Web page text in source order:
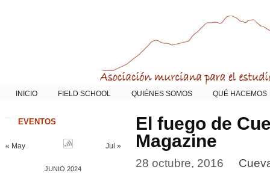
INICIO FIELD SCHOOL QUIÉNES SOMOS QUÉ HACEMOS
El fuego de
Magazine
28 octubre, 2016
EVENTOS
« May Jul »
JUNIO 2024